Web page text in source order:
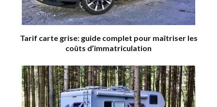
Tarif carte grise: guide complet pour maîtriser les
coûts d’immatriculation